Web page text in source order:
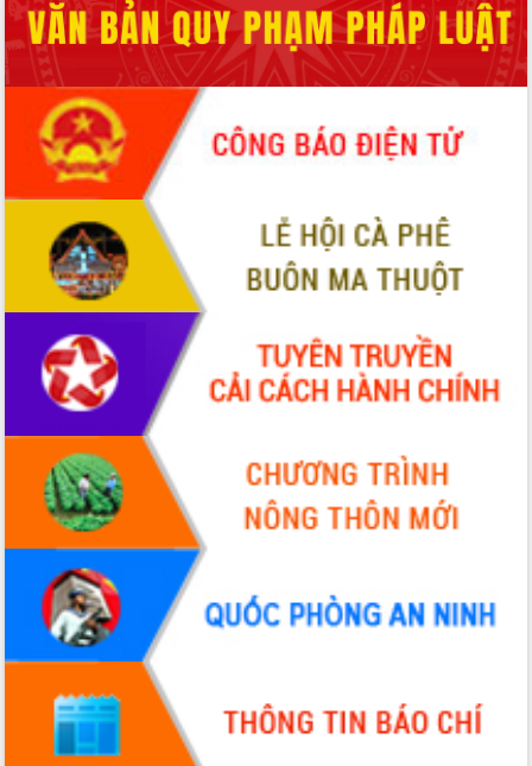
Hồ Thị Nguyên Thảo làm việc tại Trung
tâm Phục vụ hành chính công xã Ea
Phê
Xây dựng nền hành chính số đồng
hành cùng nông dân dân, doanh nghiệp
Giai đoạn 2026-2030, Đắk Lắk phấn
đấu có 77% xã đạt chuẩn nông thôn
Chuyển đổi số 'mở đường' cho nông
nghiệp Đắk Lắk tăng trưởng bứt phá
Triển khai đồng bộ đo đạc, lập hồ sơ
địa chính, hoàn thiện cơ sở dữ liệu đất
đai
Ứng dụng sinh trắc học - Bước tiến
trong hành trình chuyển đổi số tại Đắk
Lắk
Đắk Lắk nâng cao hiệu quả công tác
Đảng từ Sổ tay đảng viên điện tử
Đắk Lắk đẩy mạnh nuôi biển công
nghệ, hướng tới phát triển thủy sản
bền vững
Tập huấn nâng cao năng lực triển khai
chuyển đổi số cho cán bộ, công chức
cấp xã
Đắk Lắk phát động hưởng ứng Ngày
Quyền của người tiêu dùng Việt Nam
Đẩy mạnh cải cách hành chính, quyết
tâm đạt được mục tiêu tăng trưởng
hai con số trong năm 2026